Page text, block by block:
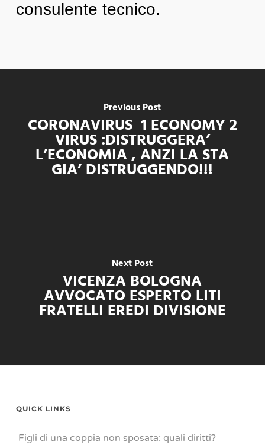
consulente tecnico.
Previous Post
CORONAVIRUS 1 ECONOMY 2
VIRUS :DISTRUGGERA’
L’ECONOMIA , ANZI LA STA
GIA’ DISTRUGGENDO!!!
Next Post
VICENZA BOLOGNA
AVVOCATO ESPERTO LITI
FRATELLI EREDI DIVISIONE
QUICK LINKS
Figli di una coppia non sposata: quali diritti?